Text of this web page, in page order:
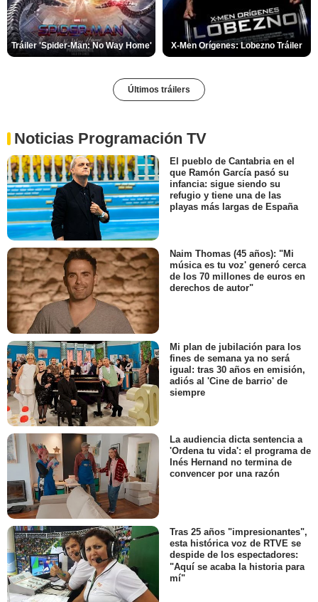
Tráiler 'Spider-Man: No Way Home' X-Men Orígenes: Lobezno Tráiler
Últimos tráilers
Noticias Programación TV
El pueblo de Cantabria en el
que Ramón García pasó su
infancia: sigue siendo su
refugio y tiene una de las
playas más largas de España
Naim Thomas (45 años): "Mi
música es tu voz' generó cerca
de los 70 millones de euros en
derechos de autor"
Mi plan de jubilación para los
fines de semana ya no será
igual: tras 30 años en emisión,
adiós al 'Cine de barrio' de
siempre
La audiencia dicta sentencia a
'Ordena tu vida': el programa de
Inés Hernand no termina de
convencer por una razón
Tras 25 años "impresionantes",
esta histórica voz de RTVE se
despide de los espectadores:
"Aquí se acaba la historia para
mí"